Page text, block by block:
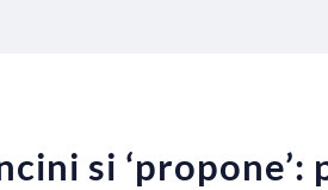
si ‘propone’: